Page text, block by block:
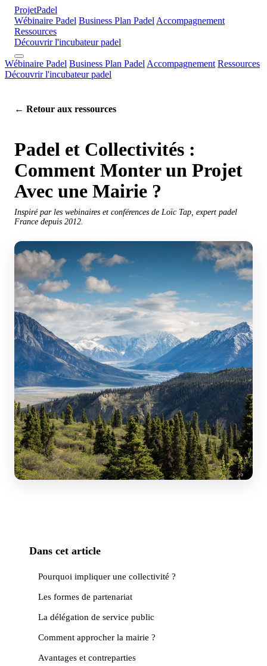
ProjetPadel
Wébinaire Padel Business Plan Padel Accompagnement
Ressources
Découvrir l'incubateur padel
Wébinaire Padel Business Plan Padel Accompagnement Ressources
Découvrir l'incubateur padel
← Retour aux ressources
Padel et Collectivités :
Comment Monter un Projet
Avec une Mairie ?
Inspiré par les webinaires et conférences de Loïc Tap, expert padel
France depuis 2012.
Dans cet article
Pourquoi impliquer une collectivité ?
Les formes de partenariat
La délégation de service public
Comment approcher la mairie ?
Avantages et contreparties